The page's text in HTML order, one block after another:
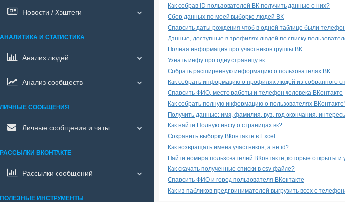
Как собрав ID пользователей ВК получить данные о них?
Сбор данных по моей выборке людей ВК
Спарсить даты рождения чтоб в одной таблице были
Данные, доступные в профилях людей по списку
Полная информация про участников группы ВК
Узнать инфу про одну страницу вк
Собрать расширенную информацию о пользователях ВК
Как собрать информацию о профилях людей из собранного
Спарсить ФИО, место работы и телефон человека ВКонтакте
Как собрать полную информацию о пользователях
Получить данные: имя, фамилия, вуз, год окончания,
Как найти Полную инфу о страницах вк?
Сохранить выборку ВКонтакте в Excel
Как возвращать имена участников, а не id?
Найти номера пользователей ВКонтакте, которые открыты
Как скачать полученные списки в csv файле?
Спарсить ФИО и город пользователя ВКонтакте
Как из пабликов предпринимателей выгрузить всех с
Новости / Хэштеги
АНАЛИТИКА И СТАТИСТИКА
Анализ людей
Анализ сообществ
ЛИЧНЫЕ СООБЩЕНИЯ
Личные сообщения и чаты
РАССЫЛКИ ВКОНТАКТЕ
Рассылки сообщений
ПОЛЕЗНЫЕ ИНСТРУМЕНТЫ